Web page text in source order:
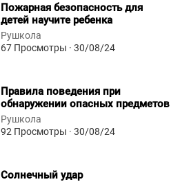
⁣Пожарная безопасность для
детей научите ребенка
Рушкола
67 Просмотры · 30/08/24
⁣Правила поведения при
обнаружении опасных предметов
1
Рушкола
92 Просмотры · 30/08/24
⁣Солнечный удар